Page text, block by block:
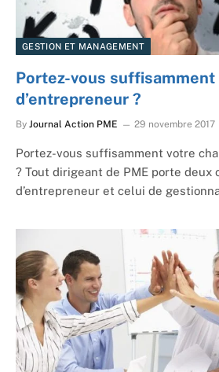
GESTION ET MANAGEMENT
Portez-vous suffisamment
d’entrepreneur ?
By Journal Action PME 29 novembre 2017
Portez-vous suffisamment votre
? Tout dirigeant de PME porte deux
d’entrepreneur et celui de